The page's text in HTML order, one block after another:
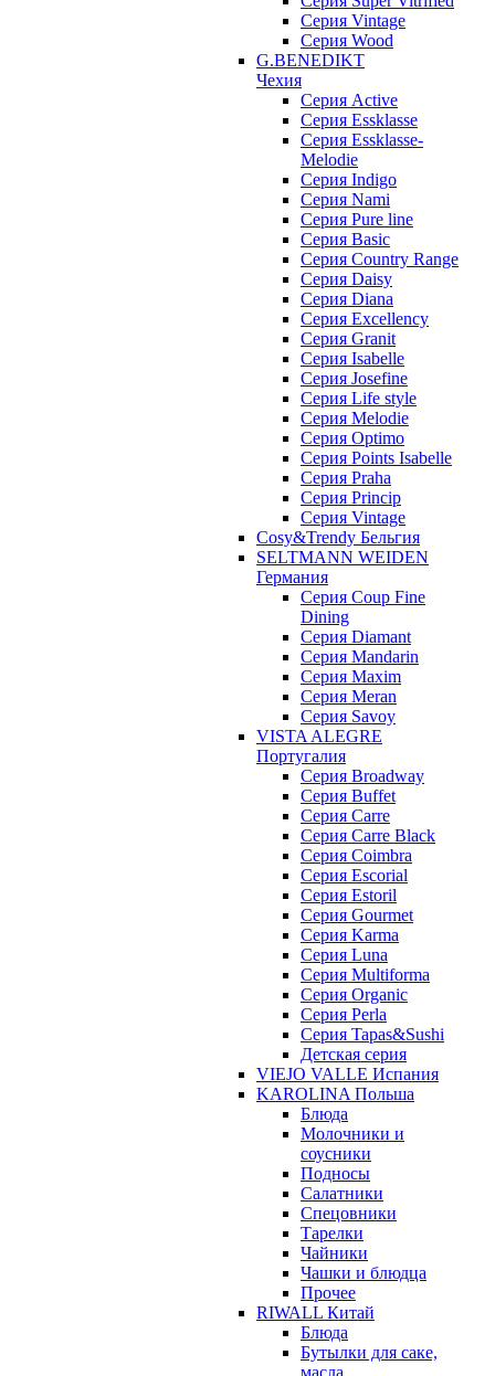
Серия Vintage
Серия Wood
G.BENEDIKT
Чехия
Cерия Active
Cерия Essklasse
Cерия Essklasse-
Melodie
Cерия Indigo
Cерия Nami
Cерия Pure line
Серия Basic
Серия Country Range
Серия Daisy
Серия Diana
Серия Excellency
Серия Granit
Серия Isabelle
Серия Josefine
Серия Life style
Серия Melodie
Серия Optimo
Серия Points Isabelle
Серия Praha
Серия Princip
Серия Vintage
Cosy&Trendy Бельгия
SELTMANN WEIDEN
Германия
Cерия Coup Fine
Dining
Cерия Diamant
Cерия Mandarin
Cерия Maxim
Серия Meran
Серия Savoy
VISTA ALEGRE
Португалия
Серия Broadway
Серия Buffet
Серия Carre
Серия Carre Black
Серия Coimbra
Серия Escorial
Серия Estoril
Серия Gourmet
Серия Karma
Серия Luna
Серия Multiforma
Серия Organic
Серия Perla
Серия Tapas&Sushi
Детская серия
VIEJO VALLE Испания
KAROLINA Польша
Блюда
Молочники и
соусники
Подносы
Салатники
Спецовники
Тарелки
Чайники
Чашки и блюдца
Прочее
RIWALL Китай
Блюда
Бутылки для саке,
масла